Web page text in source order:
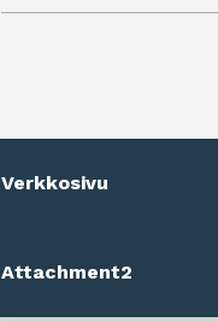
Verkkosivu
Attachment2